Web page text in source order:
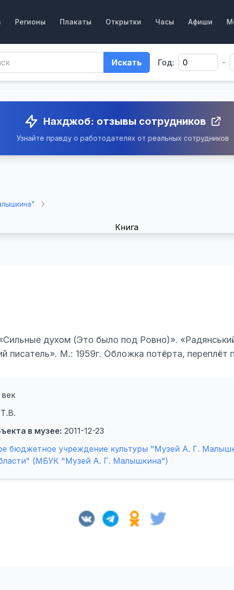
Регионы Плакаты Открытки Часы Афиши
Искать Год: -
Нахджоб: отзывы сотрудников
Узнайте правду о работодателях от реальных сотрудников
духом (Это было под Ровно)».
писатель». М.: 1959г. Обложка потёрта, переплёт
в музее: 2011-12-23
бюджетное учреждение культуры "Музей А. Г.
(МБУК "Музей А. Г. Малышкина")